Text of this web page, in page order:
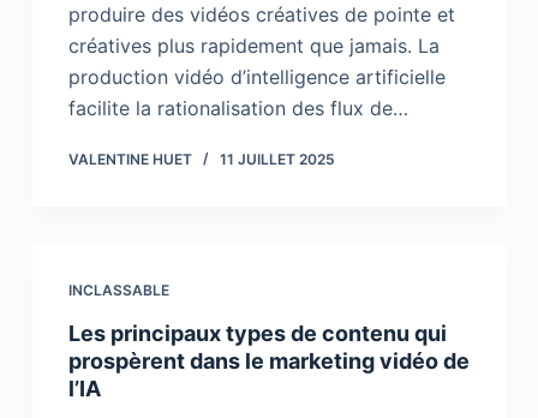
produire des vidéos créatives de pointe et
créatives plus rapidement que jamais. La
production vidéo d’intelligence artificielle
facilite la rationalisation des flux de…
VALENTINE HUET 11 JUILLET 2025
INCLASSABLE
Les principaux types de contenu qui
prospèrent dans le marketing vidéo de
l’IA